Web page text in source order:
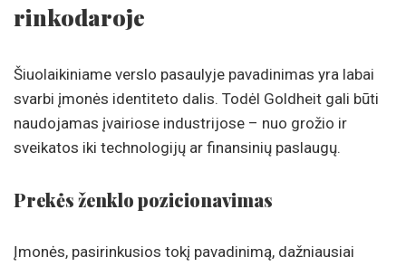
rinkodaroje
Šiuolaikiniame verslo pasaulyje pavadinimas yra labai
svarbi įmonės identiteto dalis. Todėl Goldheit gali būti
naudojamas įvairiose industrijose – nuo grožio ir
sveikatos iki technologijų ar finansinių paslaugų.
Prekės ženklo pozicionavimas
Įmonės, pasirinkusios tokį pavadinimą, dažniausiai